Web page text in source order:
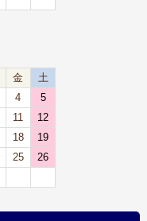
金
土
4
5
11
12
18
19
25
26